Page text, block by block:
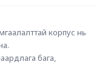
корпус нь
бага,